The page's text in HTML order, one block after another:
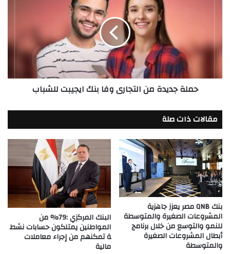
بنك
حملة جديدة من التجارى وفا بنك ايجيبت للشباب
مقالات ذات صلة
بنك QNB مصر يعزز جاهزية
المشروعات الصغيرة والمتوسطة
للنمو والتوسع من خلال برنامج
أبطال المشروعات الصغيرة
والمتوسطة
البنك المركزي :79% من
المواطنين يمتلكون حسابات نشط
ة تمكنهم من إجراء معاملات
مالية